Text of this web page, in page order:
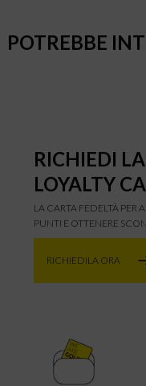
POTREBBE
RICHIEDI
LOYALTY
LA CARTA FEDELTÀ PER
PUNTI E OTTENERE
RICHIEDILA ORA